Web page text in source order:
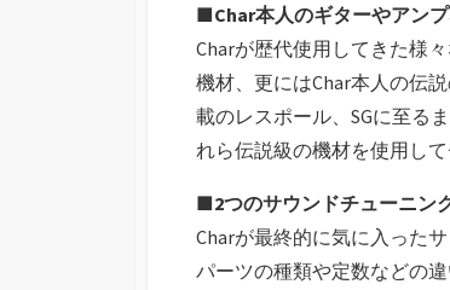
■Char本人のギターやアン
Charが歴代使用してきた様
機材、更にはChar本人の伝
載のレスポール、SGに至る
れら伝説級の機材を使用し
■2つのサウンドチューニン
Charが最終的に気に入った
パーツの種類や定数などの